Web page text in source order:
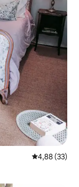
4,88 de uma
4,88 (33)